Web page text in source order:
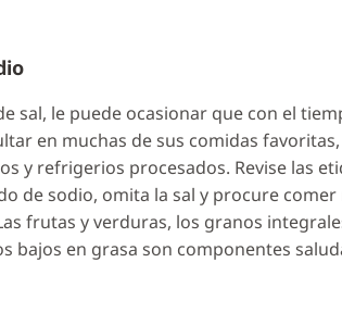
sal, le puede ocasionar que con el
en muchas de sus comidas
y refrigerios procesados. Revise las
de sodio, omita la sal y procure comer
frutas y verduras, los granos
bajos en grasa son componentes